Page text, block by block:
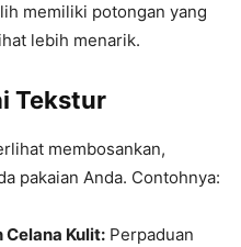
memiliki potongan yang
lebih menarik.
Tekstur
membosankan,
pakaian Anda. Contohnya:
Celana Kulit: Perpaduan